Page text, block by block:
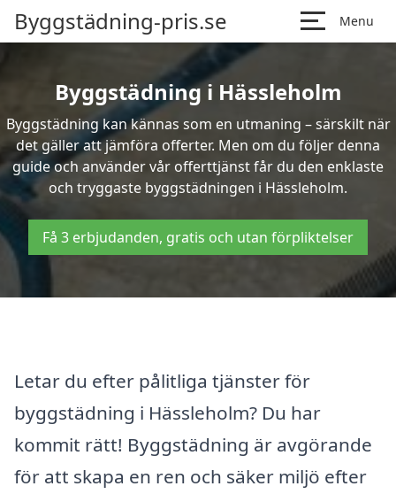
Byggstädning-pris.se Menu
Byggstädning i Hässleholm
Byggstädning kan kännas som en utmaning – särskilt när
det gäller att jämföra offerter. Men om du följer denna
guide och använder vår offerttjänst får du den enklaste
och tryggaste byggstädningen i Hässleholm.
Få 3 erbjudanden, gratis och utan förpliktelser
Letar du efter pålitliga tjänster för
byggstädning i Hässleholm? Du har
kommit rätt! Byggstädning är avgörande
för att skapa en ren och säker miljö efter